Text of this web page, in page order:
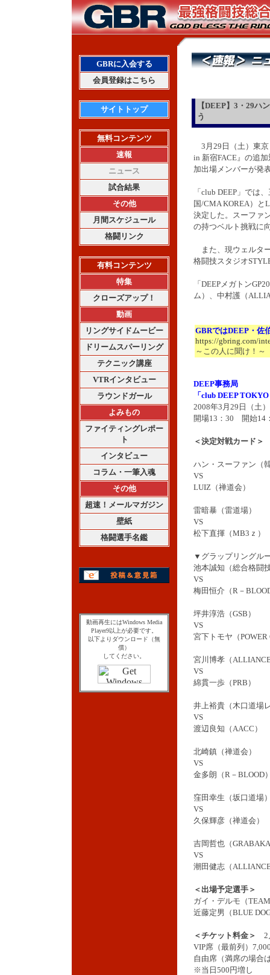
GBRに入会する
会員登録はこちら
サイトトップ
無料コンテンツ
速報
ニュース
試合結果
その他
月間スケジュール
格闘リンク
有料コンテンツ
特集
クローズアップ！
動画
リングサイドムービー
ドリームスパーリング
テクニック講座
VTRインタビュー
ラウンドガール
よみもの
ファイティングレポー
ト
インタビュー
コラム・一筆入魂
その他
超速！メールマガジン
壁紙
格闘選手名鑑
動画再生にはWindows Media
Player9以上が必要です。
以下よりダウンロード（無
償）
してください。
【DEEP】3・29ハ
う
3月29日（土）東京
in 新宿FACE』の追
加出場メンバーが発
「club DEEP」では
国/CMA KOREA）と
決定した。スーファ
の持つベルト挑戦に
また、現ウェルタ
格闘技スタジオ
「DEEPメガトン
ム）、中村護 （
GBRではDEEP・佐
https://gbring.com/
～この人に聞け！
DEEP事務局
「club DEEP
2008年3月29日（土
開場13：30 開始14
＜決定対戦カード＞
ハン・スーファン（
VS
LUIZ（禅道会）
雷暗暴（雷道場）
VS
松下直揮（MB3ｚ）
▼グラップリングル
池本誠知（総合格闘
VS
梅田恒介（R－
坪井淳浩（GSB）
VS
宮下トモヤ（POWER
宮川博孝（
VS
綿貫一歩（PRB）
井上裕貴（木口道場
VS
渡辺良知（AACC）
北崎鎮（禅道会）
VS
金多朗（R－BLOOD
窪田幸生（坂口道場
VS
久保輝彦（禅道会）
吉岡哲也（
VS
潮田健志（
＜出場予定選手＞
ガイ・デルモ（
近藤定男（BLUE
＜チケット料金＞ 2
VIP席（最前列）
自由席（満席の場合
※当日500円増し